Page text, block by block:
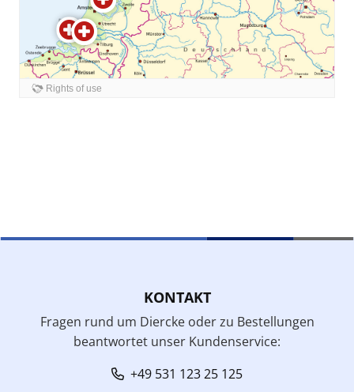
KONTAKT
Fragen rund um Diercke oder zu Bestellungen
beantwortet unser Kundenservice:
+49 531 123 25 125